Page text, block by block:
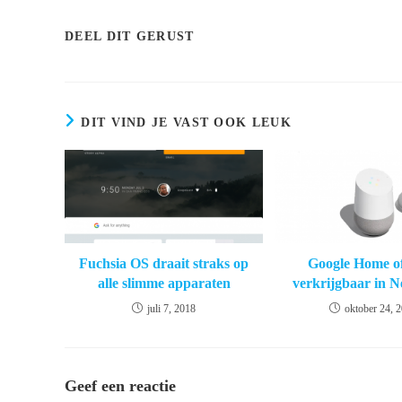
DEEL DIT GERUSTDEEL
DIT VIND JE VAST OOK LEUK
Fuchsia OS draait straks op
alle slimme apparaten
juli 7, 2018
Google Home
verkrijgbaar in
oktober 24,
Geef een reactie